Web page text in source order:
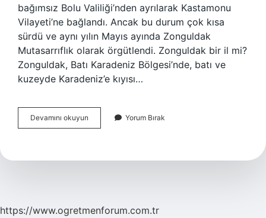
bağımsız Bolu Valiliği’nden ayrılarak Kastamonu
Vilayeti’ne bağlandı. Ancak bu durum çok kısa
sürdü ve aynı yılın Mayıs ayında Zonguldak
Mutasarrıflık olarak örgütlendi. Zonguldak bir il mi?
Zonguldak, Batı Karadeniz Bölgesi’nde, batı ve
kuzeyde Karadeniz’e kıyısı…
Devamını okuyun Zonguldak
Ilk
Yorum Bırak
https://www.ogretmenforum.com.tr